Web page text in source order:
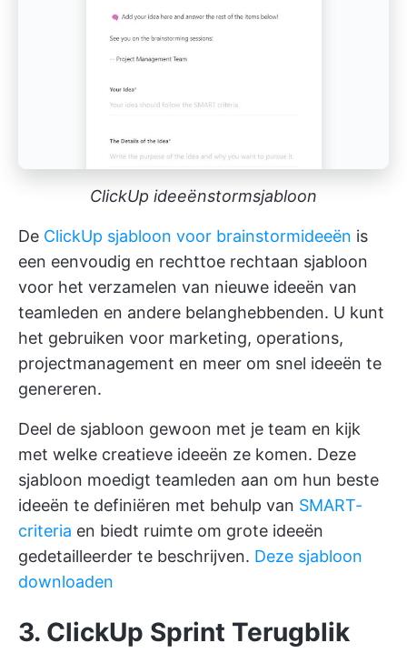
ClickUp ideeënstormsjabloon
De ClickUp sjabloon voor brainstormideeën is
een eenvoudig en rechttoe rechtaan sjabloon
voor het verzamelen van nieuwe ideeën van
teamleden en andere belanghebbenden. U kunt
het gebruiken voor marketing, operations,
projectmanagement en meer om snel ideeën te
genereren.
Deel de sjabloon gewoon met je team en kijk
met welke creatieve ideeën ze komen. Deze
sjabloon moedigt teamleden aan om hun beste
ideeën te definiëren met behulp van SMART-
criteria en biedt ruimte om grote ideeën
gedetailleerder te beschrijven. Deze sjabloon
downloaden
3. ClickUp Sprint Terugblik